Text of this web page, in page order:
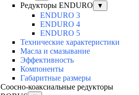
Редукторы ENDURO ▼
ENDURO 3
ENDURO 4
ENDURO 5
Технические характеристики
Масла и смазывание
Эффективность
Компоненты
Габаритные размеры
Соосно-коаксиальные редукторы